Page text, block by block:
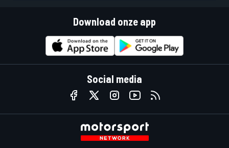
Download onze app
Social media